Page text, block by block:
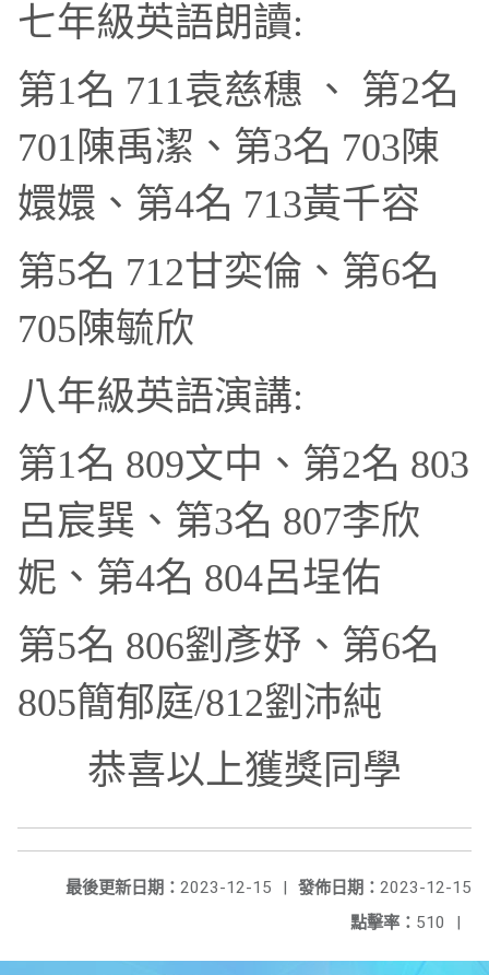
七年級英語朗讀:
第1名 711袁慈穗 、 第2名
701陳禹潔、第3名 703陳
嬛嬛、第4名 713黃千容
第5名 712甘奕倫、第6名
705陳毓欣
八年級英語演講:
第1名 809文中、第2名 803
呂宸巽、第3名 807李欣
妮、第4名 804呂埕佑
第5名 806劉彥妤、第6名
805簡郁庭/812劉沛純
恭喜以上獲獎同學
發佈日期： 2023-12-15
最後更新日期： 2023-12-15
|
點擊率： 510 |